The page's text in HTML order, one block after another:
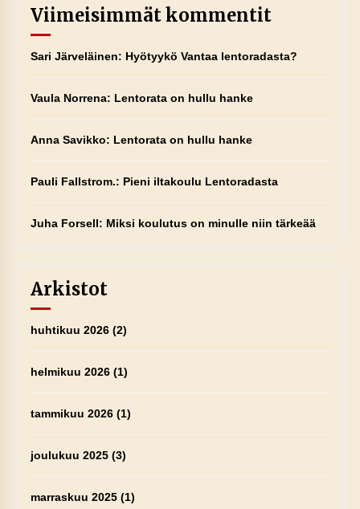
Viimeisimmät kommentit
Sari Järveläinen: Hyötyykö Vantaa lentoradasta?
Vaula Norrena: Lentorata on hullu hanke
Anna Savikko: Lentorata on hullu hanke
Pauli Fallstrom.: Pieni iltakoulu Lentoradasta
Juha Forsell: Miksi koulutus on minulle niin tärkeää
Arkistot
huhtikuu 2026(2)
helmikuu 2026(1)
tammikuu 2026(1)
joulukuu 2025(3)
marraskuu 2025(1)